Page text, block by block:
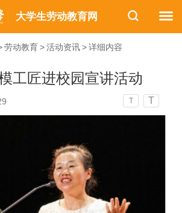
大学生劳动教育网
劳动教育>活动资讯>详细内容
工匠进校园宣讲活动
T T